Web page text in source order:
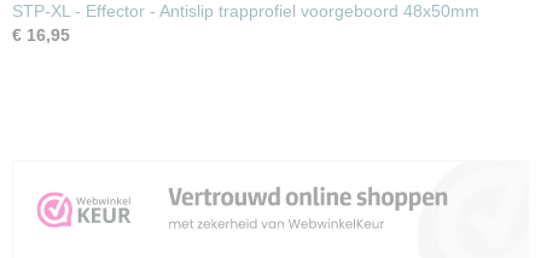
STP-XL - Effector - Antislip trapprofiel voorgeboord 48x50mm
€ 16,95